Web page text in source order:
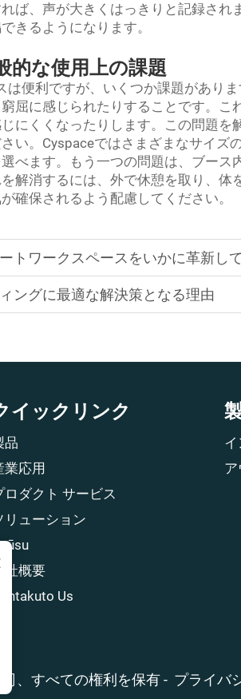
ば、声が大きくはっきりと記録され
きるようになります。
的な使用上の課題
は便利ですが、いくつか課題があり
屈に感じられたりすることです。こ
にくくなったりします。この問題を
い。Cyspaceではさまざまなサイズ
べます。もう一つの問題は、ブース
解消するには、外で休憩を取り、体
確保されるよう配慮してください。
トワークスペースをいかに革新し
ングに最適な解決策となる理由
イックリンク
品
業応用
ロダクト サービス
リューション
社概要
Us
、すべての権利を保有 - プライバ